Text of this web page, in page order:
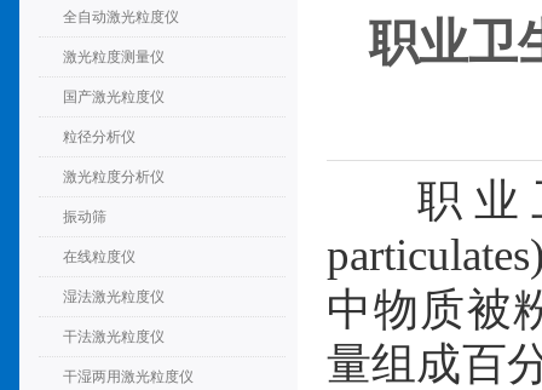
全自动激光粒度仪
激光粒度测量仪
国产激光粒度仪
粒径分析仪
激光粒度分析仪
振动筛
在线粒度仪
湿法激光粒度仪
干法激光粒度仪
干湿两用激光粒度仪
职业卫
职业卫
中物质被
量组成百